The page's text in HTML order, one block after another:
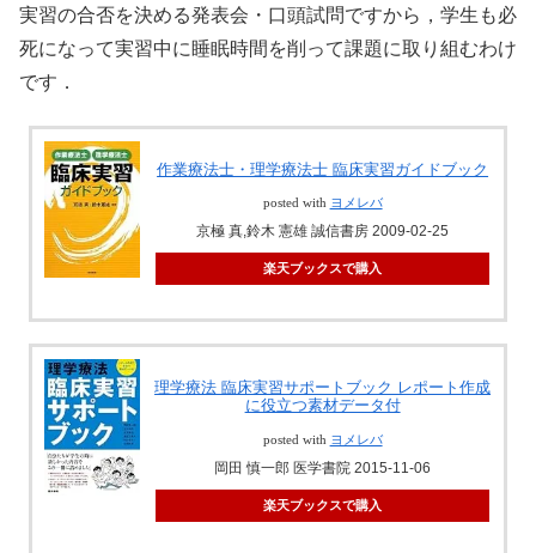
実習の合否を決める発表会・口頭試問ですから，学生も必
死になって実習中に睡眠時間を削って課題に取り組むわけ
です．
作業療法士・理学療法士 臨床実習ガイドブック
posted with ヨメレバ
京極 真,鈴木 憲雄 誠信書房 2009-02-25
楽天ブックスで購入
理学療法 臨床実習サポートブック レポート作成
に役立つ素材データ付
posted with ヨメレバ
岡田 慎一郎 医学書院 2015-11-06
楽天ブックスで購入